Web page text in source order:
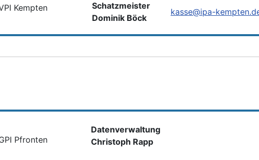
Kempten
Schatzmeister
Dominik Böck
kasse@ipa-
Pfronten
Datenverwaltung
Christoph Rapp